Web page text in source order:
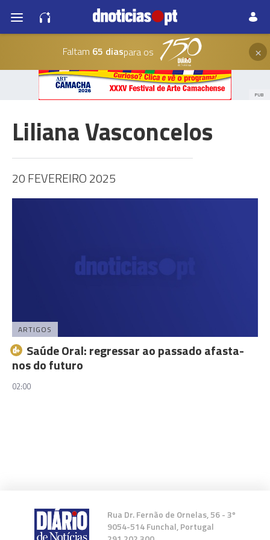
Faltam 65 diaspara os ×
PUB
Liliana Vasconcelos
20 FEVEREIRO 2025
ARTIGOS
Saúde Oral: regressar ao passado afasta-
nos do futuro
02:00
Rua Dr. Fernão de Ornelas, 56 - 3º
9054-514 Funchal, Portugal